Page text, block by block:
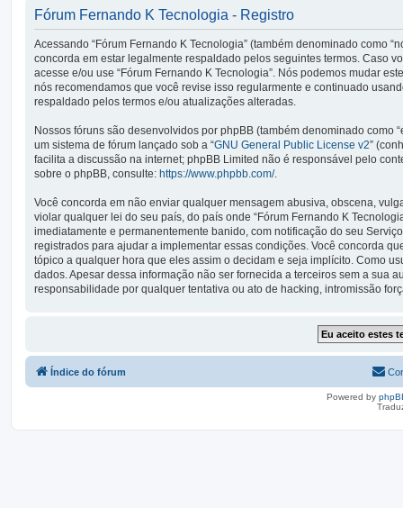
Fórum Fernando K Tecnologia - Registro
Acessando “Fórum Fernando K Tecnologia” (também denominado como
concorda em estar legalmente respaldado pelos seguintes termos. Caso
acesse e/ou use “Fórum Fernando K Tecnologia”. Nós podemos mudar
nós recomendamos que você revise isso regularmente e continuado
respaldado pelos termos e/ou atualizações alteradas.
Nossos fóruns são desenvolvidos por phpBB (também denominado como
um sistema de fórum lançado sob a “GNU General Public License v2”
facilita a discussão na internet; phpBB Limited não é responsável pelo
sobre o phpBB, consulte: https://www.phpbb.com/.
Você concorda em não enviar qualquer mensagem abusiva, obscena,
violar qualquer lei do seu país, do país onde “Fórum Fernando K
imediatamente e permanentemente banido, com notificação do seu
registrados para ajudar a implementar essas condições. Você concorda
tópico a qualquer hora que eles assim o decidam e seja implícito. Como
dados. Apesar dessa informação não ser fornecida a terceiros sem a sua
responsabilidade por qualquer tentativa ou ato de hacking, intromissão
Índice do fórum
Powered by